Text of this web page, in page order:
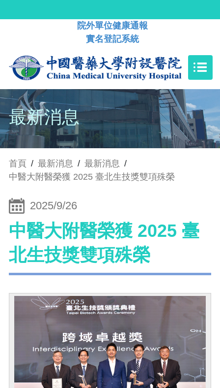
院外單位健康通報
實名登記系統
最新消息
首頁 / 最新消息 / 最新消息 /
中醫大附醫榮獲 2025 臺北生技獎雙項殊榮
2025/9/26
中醫大附醫榮獲 2025 臺
北生技獎雙項殊榮